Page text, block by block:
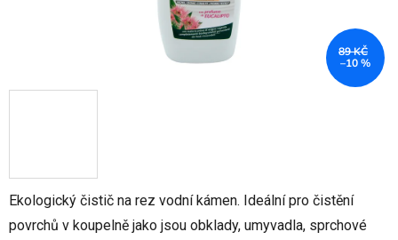
Ekologický čistič na rez vodní kámen. Ideální pro čistění
povrchů v koupelně jako jsou obklady, umyvadla, sprchové
89 KČ
–10 %